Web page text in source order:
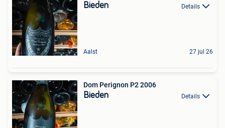
Bieden Details
Aalst 27 jul 26
Dom Perignon P2 2006
Bieden Details